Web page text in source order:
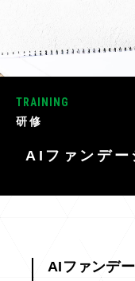
TRAINING
研修
AIファンデー
AIファンデ